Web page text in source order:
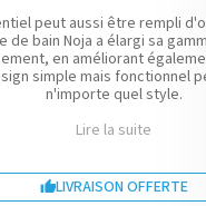
peut aussi être rempli
de bain Noja a élargi sa
en améliorant
simple mais fonctionnel
n'importe quel style.
Lire la suite
LIVRAISON OFFERTE